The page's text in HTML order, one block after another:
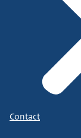
Contact